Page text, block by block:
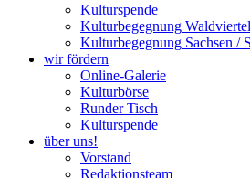
Kulturspende
Kulturbegegnung
Kulturbegegnung Sachsen /
wir fördern
Online-Galerie
Kulturbörse
Runder Tisch
Kulturspende
über uns!
Vorstand
Redaktionsteam